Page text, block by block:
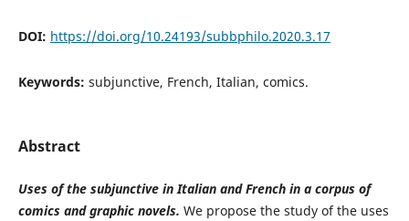
DOI: https://doi.org/10.24193/subbphilo.2020.3.17
Keywords: subjunctive, French, Italian, comics.
Abstract
Uses of the subjunctive in Italian and French in a corpus of
comics and graphic novels. We propose the study of the uses